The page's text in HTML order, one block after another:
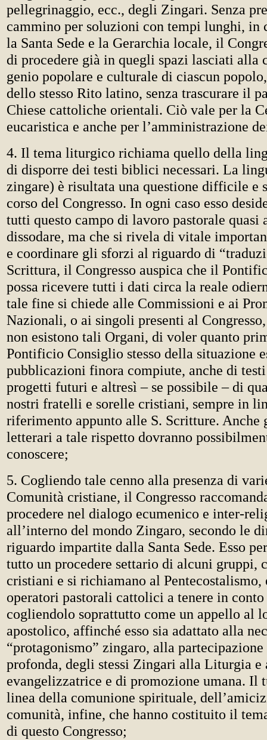
pellegrinaggio, ecc., degli Zingari. Senza
cammino per soluzioni con tempi lunghi, in
la Santa Sede e la Gerarchia locale, il
di procedere già in quegli spazi lasciati alla
genio popolare e culturale di ciascun
dello stesso Rito latino, senza trascurare il
Chiese cattoliche orientali. Ciò vale per la
eucaristica e anche per l’amministrazione
4. Il tema liturgico richiama quello della
di disporre dei testi biblici necessari. La
zingare) è risultata una questione difficile e
corso del Congresso. In ogni caso esso
tutti questo campo di lavoro pastorale quasi
dissodare, ma che si rivela di vitale
e coordinare gli sforzi al riguardo di
Scrittura, il Congresso auspica che il
possa ricevere tutti i dati circa la reale
tale fine si chiede alle Commissioni e ai
Nazionali, o ai singoli presenti al
non esistono tali Organi, di voler quanto
Pontificio Consiglio stesso della situazione
pubblicazioni finora compiute, anche di
progetti futuri e altresì – se possibile – di
nostri fratelli e sorelle cristiani, sempre in
riferimento appunto alle S. Scritture. Anche
letterari a tale rispetto dovranno
conoscere;
5. Cogliendo tale cenno alla presenza di
Comunità cristiane, il Congresso
procedere nel dialogo ecumenico e inter-
all’interno del mondo Zingaro, secondo le
riguardo impartite dalla Santa Sede. Esso
tutto un procedere settario di alcuni gruppi,
cristiani e si richiamano al Pentecostalismo,
operatori pastorali cattolici a tenere in
cogliendolo soprattutto come un appello al
apostolico, affinché esso sia adattato alla
“protagonismo” zingaro, alla
profonda, degli stessi Zingari alla Liturgia e
evangelizzatrice e di promozione umana. Il
linea della comunione spirituale,
comunità, infine, che hanno costituito il
di questo Congresso;